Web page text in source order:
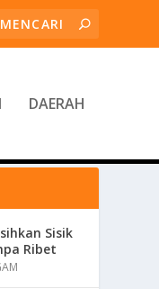
DAERAH
Sisik
Ribet